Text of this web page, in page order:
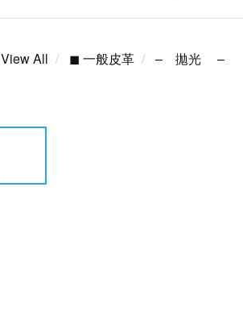
View All ◼ 一般皮革 – 拋光 –